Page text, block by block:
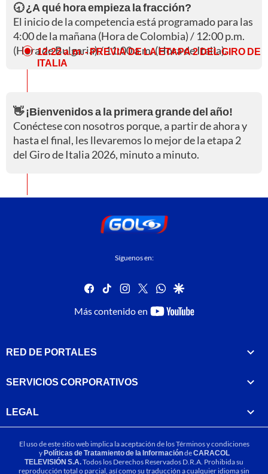
🕣 ¿A qué hora empieza la fracción?
El inicio de la competencia está programado para las
4:00 de la mañana (Hora de Colombia) / 12:00 p.m.
(Hora de Bulgaria) / 11:00 a.m. (Hora de Italia).
12:22 a. m.- PREVIA DE LA ETAPA 2 DEL GIRO DE
ITALIA
👋 ¡Bienvenidos a la primera grande del año!
Conéctese con nosotros porque, a partir de ahora y
hasta el final, les llevaremos lo mejor de la etapa 2
del Giro de Italia 2026, minuto a minuto.
Síguenos en:
facebook
tiktok instagram
twitterwhatsapp
google
Más contenido en
youtube-
RED DE PORTALES
SERVICIOS CORPORATIVOS
LEGAL
El uso de este sitio web implica la aceptación de losTérminos y condiciones
yPolíticas de Tratamiento de la InformacióndeCARACOL
TELEVISIÓN S.A.Todos los Derechos Reservados D.R.A. Prohibida su
reproducción total o parcial, así como su traducción a cualquier idioma sin